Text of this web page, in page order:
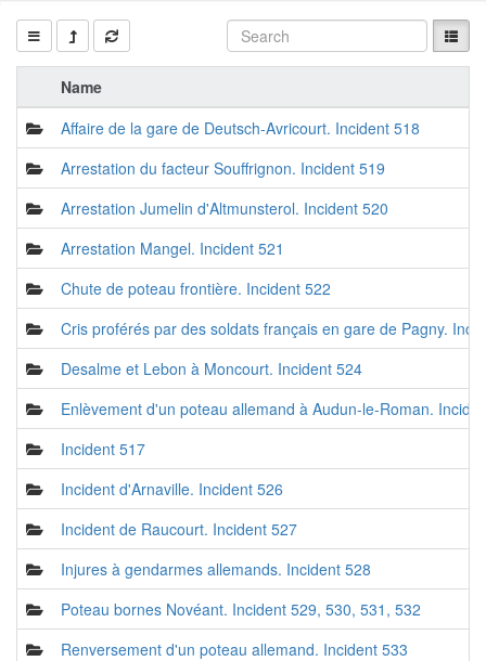
Name
Affaire de la gare de Deutsch-Avricourt. Incident 518
Arrestation du facteur Souffrignon. Incident 519
Arrestation Jumelin d'Altmunsterol. Incident 520
Arrestation Mangel. Incident 521
Chute de poteau frontière. Incident 522
Cris proférés par des soldats français en gare de Pagny.
Desalme et Lebon à Moncourt. Incident 524
Enlèvement d'un poteau allemand à Audun-le-Roman.
Incident 517
Incident d'Arnaville. Incident 526
Incident de Raucourt. Incident 527
Injures à gendarmes allemands. Incident 528
Poteau bornes Novéant. Incident 529, 530, 531, 532
Renversement d'un poteau allemand. Incident 533